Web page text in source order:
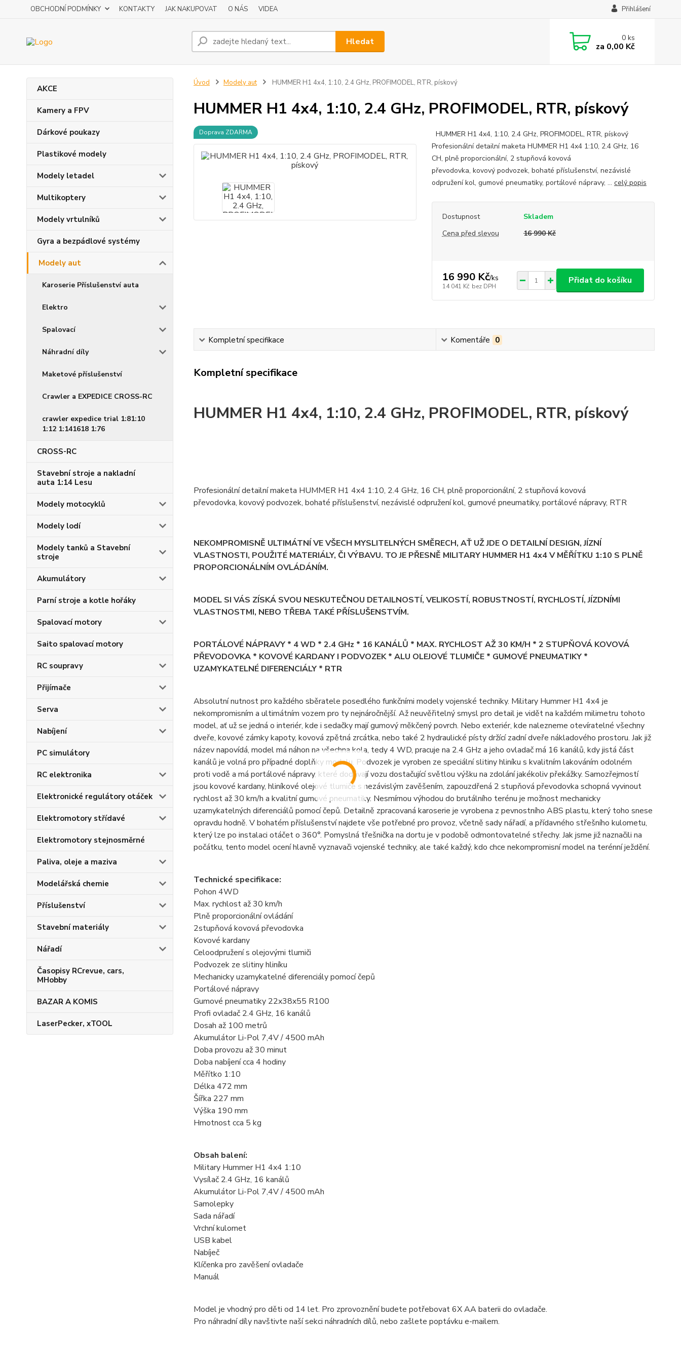
OBCHODNÍ PODMÍNKY KONTAKTY JAK NAKUPOVAT O NÁS VIDEA Přihlášení
Hledat 0ks
za 0,00 Kč
AKCE
Kamery a FPV
Dárkové poukazy
Plastikové modely
Modely letadel
Multikoptery
Modely vrtulníků
Gyra a bezpádlové systémy
Modely aut
Karoserie Příslušenství auta
Elektro
Spalovací
Náhradní díly
Maketové příslušenství
Crawler a EXPEDICE CROSS-RC
crawler expedice trial 1:81:10
1:12 1:141618 1:76
CROSS-RC
Stavební stroje a nakladní
auta 1:14 Lesu
Modely motocyklů
Modely lodí
Modely tanků a Stavební
stroje
Akumulátory
Parní stroje a kotle hořáky
Spalovací motory
Saito spalovací motory
RC soupravy
Přijímače
Serva
Nabíjení
PC simulátory
RC elektronika
Elektronické regulátory otáček
Elektromotory střídavé
Elektromotory stejnosměrné
Paliva, oleje a maziva
Modelářská chemie
Příslušenství
Stavební materiály
Nářadí
Časopisy RCrevue, cars,
MHobby
BAZAR A KOMIS
LaserPecker, xTOOL
Úvod Modely aut HUMMER H1 4x4, 1:10, 2.4 GHz, PROFIMODEL, RTR, pískový
HUMMER H1 4x4, 1:10, 2.4 GHz, PROFIMODEL, RTR, pískový
Doprava ZDARMA
HUMMER H1 4x4, 1:10, 2.4 GHz, PROFIMODEL, RTR, pískový
Profesionální detailní maketa HUMMER H1 4x4 1:10, 2.4 GHz, 16
CH, plně proporcionální, 2 stupňová kovová
převodovka, kovový podvozek, bohaté příslušenství, nezávislé
odpružení kol, gumové pneumatiky, portálové nápravy, ... celý popis
Dostupnost
Skladem
Cena před slevou
16 990 Kč
16 990 Kč/ks
14 041 Kč bez DPH
Přidat do košíku
Kompletní specifikace Komentáře 0
Kompletní specifikace
HUMMER H1 4x4, 1:10, 2.4 GHz, PROFIMODEL, RTR, pískový
Profesionální detailní maketa HUMMER H1 4x4 1:10, 2.4 GHz, 16 CH, plně proporcionální, 2 stupňová kovová
převodovka, kovový podvozek, bohaté příslušenství, nezávislé odpružení kol, gumové pneumatiky, portálové nápravy, RTR
NEKOMPROMISNĚ ULTIMÁTNÍ VE VŠECH MYSLITELNÝCH SMĚRECH, AŤ UŽ JDE O DETAILNÍ DESIGN, JÍZNÍ
VLASTNOSTI, POUŽITÉ MATERIÁLY, ČI VÝBAVU. TO JE PŘESNĚ MILITARY HUMMER H1 4x4 V MĚŘÍTKU 1:10 S PLNĚ
PROPORCIONÁLNÍM OVLÁDÁNÍM.
MODEL SI VÁS ZÍSKÁ SVOU NESKUTEČNOU DETAILNOSTÍ, VELIKOSTÍ, ROBUSTNOSTÍ, RYCHLOSTÍ, JÍZDNÍMI
VLASTNOSTMI, NEBO TŘEBA TAKÉ PŘÍSLUŠENSTVÍM.
PORTÁLOVÉ NÁPRAVY * 4 WD * 2.4 GHz * 16 KANÁLŮ * MAX. RYCHLOST AŽ 30 KM/H * 2 STUPŇOVÁ KOVOVÁ
PŘEVODOVKA * KOVOVÉ KARDANY I PODVOZEK * ALU OLEJOVÉ TLUMIČE * GUMOVÉ PNEUMATIKY *
UZAMYKATELNÉ DIFERENCIÁLY * RTR
Absolutní nutnost pro každého sběratele posedlého funkčními modely vojenské techniky. Military Hummer H1 4x4 je
nekompromisním a ultimátním vozem pro ty nejnáročnější. Až neuvěřitelný smysl pro detail je vidět na každém milimetru tohoto
model, ať už se jedná o interiér, kde i sedačky mají gumový měkčený povrch. Nebo exteriér, kde nalezneme otevíratelné všechny
dveře, kovové zámky kapoty, kovová zpětná zrcátka, nebo také 2 hydraulické písty držící zadní dveře nákladového prostoru. Jak již
název napovídá, model má náhon na všechna kola, tedy 4 WD, pracuje na 2.4 GHz a jeho ovladač má 16 kanálů, kdy jistá část
kanálů je volná pro případné doplňky modelu. Podvozek je vyroben ze speciální slitiny hliníku s kvalitním lakováním odolném
proti vodě a má portálové nápravy, které dodávají vozu dostačující světlou výšku na zdolání jakékoliv překážky. Samozřejmostí
jsou kovové kardany, hliníkové olejové tlumiče s nezávislým zavěšením, zapouzdřená 2 stupňová převodovka schopná vyvinout
rychlost až 30 km/h a kvalitní gumové pneumatiky. Nesmírnou výhodou do brutálního terénu je možnost mechanicky
uzamykatelných diferenciálů pomocí čepů. Detailně zpracovaná karoserie je vyrobena z pevnostního ABS plastu, který toho snese
opravdu hodně. V bohatém příslušenství najdete vše potřebné pro provoz, včetně sady nářadí, a přídavného střešního kulometu,
který lze po instalaci otáčet o 360°. Pomyslná třešnička na dortu je v podobě odmontovatelné střechy. Jak jsme již naznačili na
počátku, tento model ocení hlavně vyznavači vojenské techniky, ale také každý, kdo chce nekompromisní model na terénní ježdění.
Technické specifikace:
Pohon 4WD
Max. rychlost až 30 km/h
Plně proporcionální ovládání
2stupňová kovová převodovka
Kovové kardany
Celoodpružení s olejovými tlumiči
Podvozek ze slitiny hliníku
Mechanicky uzamykatelné diferenciály pomocí čepů
Portálové nápravy
Gumové pneumatiky 22x38x55 R100
Profi ovladač 2.4 GHz, 16 kanálů
Dosah až 100 metrů
Akumulátor Li-Pol 7,4V / 4500 mAh
Doba provozu až 30 minut
Doba nabíjení cca 4 hodiny
Měřítko 1:10
Délka 472 mm
Šířka 227 mm
Výška 190 mm
Hmotnost cca 5 kg
Obsah balení:
Military Hummer H1 4x4 1:10
Vysílač 2.4 GHz, 16 kanálů
Akumulátor Li-Pol 7,4V / 4500 mAh
Samolepky
Sada nářadí
Vrchní kulomet
USB kabel
Nabíječ
Klíčenka pro zavěšení ovladače
Manuál
Model je vhodný pro děti od 14 let. Pro zprovoznění budete potřebovat 6X AA baterii do ovladače.
Pro náhradní díly navštivte naší sekci náhradních dílů, nebo zašlete poptávku e-mailem.